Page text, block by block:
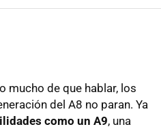
mucho de que hablar, los
del A8 no paran. Ya
como un A9, una